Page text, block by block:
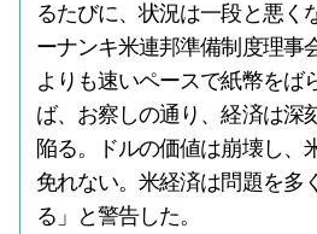
るたびに、状況は一段と悪く
ーナンキ米連邦準備制度理事
よりも速いペースで紙幣をば
ば、お察しの通り、経済は深
陥る。ドルの価値は崩壊し、
免れない。米経済は問題を多
る」と警告した。